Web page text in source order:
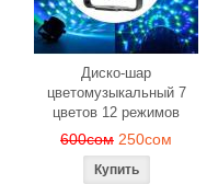
Диско-шар
цветомузыкальный 7
цветов 12 режимов
600сом 250сом